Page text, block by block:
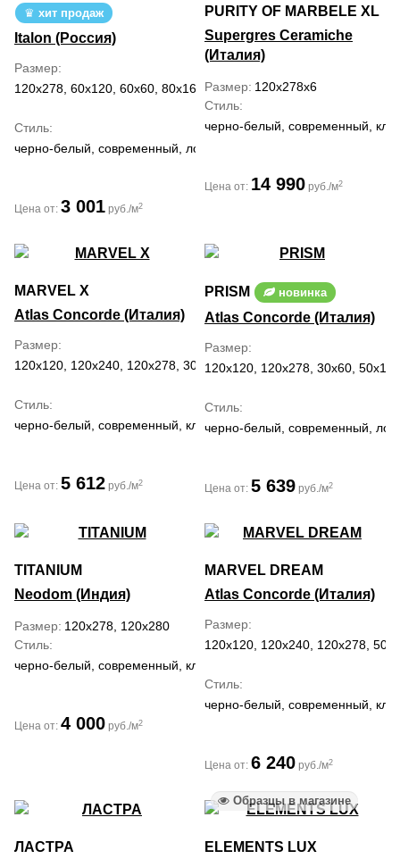
хит продаж
Italon (Россия)
Размер
120x278, 60x120, 60x60, 80x160
Стиль
черно-белый, современный, лофт, модерн, романтизм
Цена от: 3 001 руб./м2
PURITY OF MARBELE XL
Supergres Ceramiche
(Италия)
Размер 120x278x6
Стиль
черно-белый, современный,
Цена от: 14 990 руб./м2
MARVEL X
Atlas Concorde (Италия)
Размер
120x120, 120x240, 120x278, 30x60, 60x120, 60x60, 75x150, 75x75
Стиль
черно-белый, современный, классический, средиземноморский
Цена от: 5 612 руб./м2
PRISM новинка
Atlas Concorde (Италия)
Размер
120x120, 120x278, 30x60,
Стиль
черно-белый, современный,
Цена от: 5 639 руб./м2
TITANIUM
Neodom (Индия)
Размер 120x278, 120x280
Стиль
черно-белый, современный, классический
Цена от: 4 000 руб./м2
MARVEL DREAM
Atlas Concorde (Италия)
Размер
120x120, 120x240, 120x278,
Стиль
черно-белый, современный,
Цена от: 6 240 руб./м2
ЛАСТРА
Образцы в магазине
ELEMENTS LUX